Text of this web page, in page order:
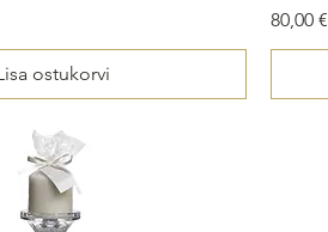
ostukorvi
Price
80,00 €